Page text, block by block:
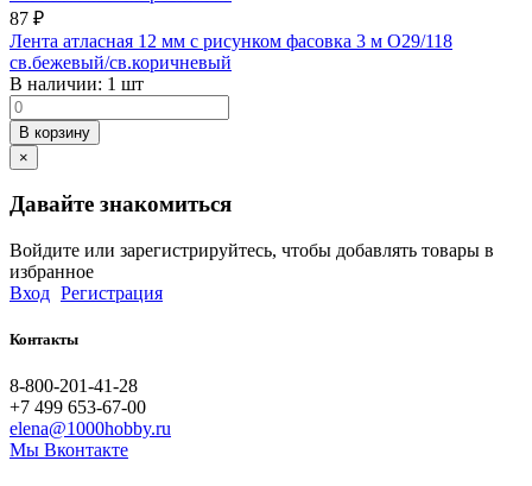
87 ₽
Лента атласная 12 мм с рисунком фасовка 3 м O29/118
св.бежевый/св.коричневый
В наличии: 1 шт
В корзину
×
Давайте знакомиться
Войдите или зарегистрируйтесь, чтобы добавлять товары в
избранное
Вход Регистрация
Контакты
8-800-201-41-28
+7 499 653-67-00
elena@1000hobby.ru
Мы Вконтакте